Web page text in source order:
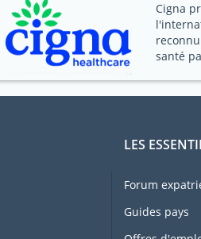
Cigna
santé
LES
Forum
Guides pays